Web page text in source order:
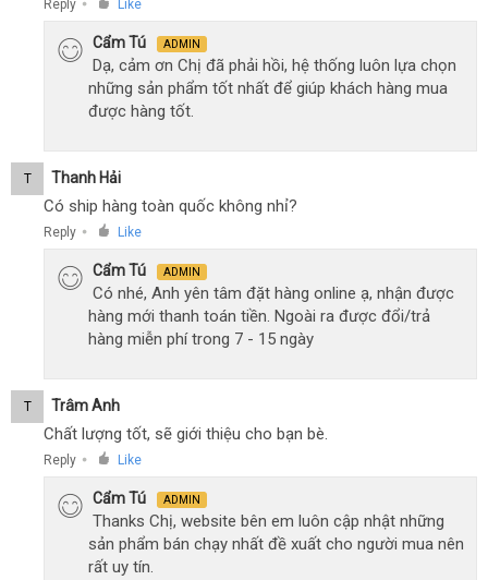
Reply ● Like
Cẩm Tú ADMIN
Dạ, cảm ơn Chị đã phải hồi, hệ thống luôn lựa chọn
những sản phẩm tốt nhất để giúp khách hàng mua
được hàng tốt.
T Thanh Hải
Có ship hàng toàn quốc không nhỉ?
Reply ● Like
Cẩm Tú ADMIN
Có nhé, Anh yên tâm đặt hàng online ạ, nhận được
hàng mới thanh toán tiền. Ngoài ra được đổi/trả
hàng miễn phí trong 7 - 15 ngày
T Trâm Anh
Chất lượng tốt, sẽ giới thiệu cho bạn bè.
Reply ● Like
Cẩm Tú ADMIN
Thanks Chị, website bên em luôn cập nhật những
sản phẩm bán chạy nhất đề xuất cho người mua nên
rất uy tín.